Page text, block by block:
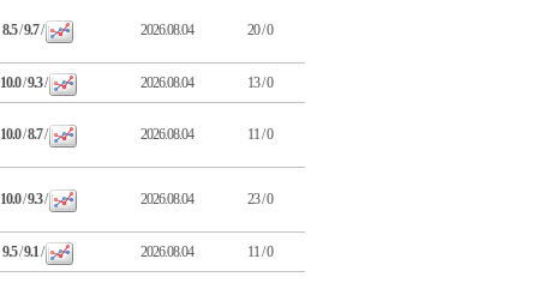
8.5/9.7/ 2026.08.04 20 / 0
10.0/9.3/ 2026.08.04 13 / 0
10.0/8.7/ 2026.08.04 11 / 0
10.0/9.3/ 2026.08.04 23 / 0
9.5/9.1/ 2026.08.04 11 / 0